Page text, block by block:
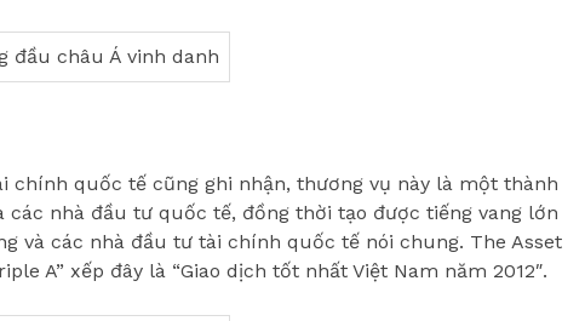
chính quốc tế cũng ghi nhận, thương vụ này là một thành
nhà đầu tư quốc tế, đồng thời tạo được tiếng vang lớn
và các nhà đầu tư tài chính quốc tế nói chung. The Asset
A” xếp đây là “Giao dịch tốt nhất Việt Nam năm 2012″.